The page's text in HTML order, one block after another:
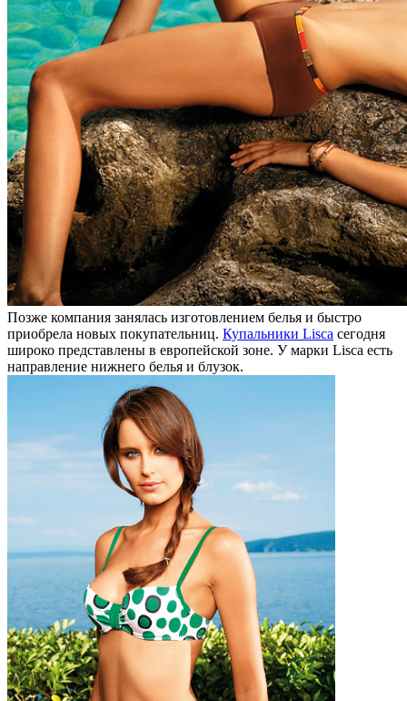
Позже компания занялась изготовлением белья и быстро
приобрела новых покупательниц. Купальники Lisca сегодня
широко представлены в европейской зоне. У марки Lisca есть
направление нижнего белья и блузок.